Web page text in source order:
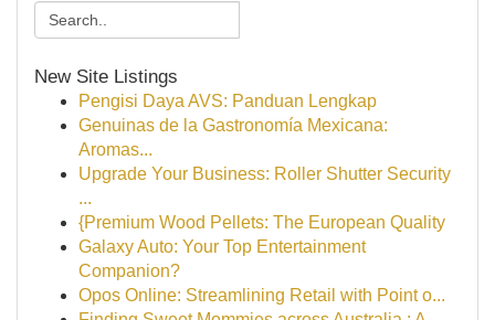
New Site Listings
Pengisi Daya AVS: Panduan Lengkap
Genuinas de la Gastronomía Mexicana:
Aromas...
Upgrade Your Business: Roller Shutter Security
...
{Premium Wood Pellets: The European Quality
Galaxy Auto: Your Top Entertainment
Companion?
Opos Online: Streamlining Retail with Point o...